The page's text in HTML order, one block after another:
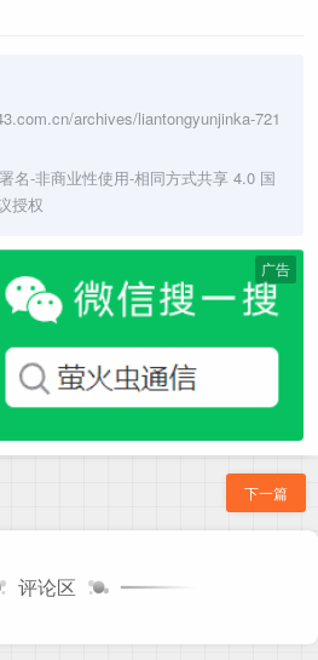
archives/liantongyunjinka-721
署名-非商业性使用-相同方式共享 4.0 国
授权
广告
下一篇
评论区